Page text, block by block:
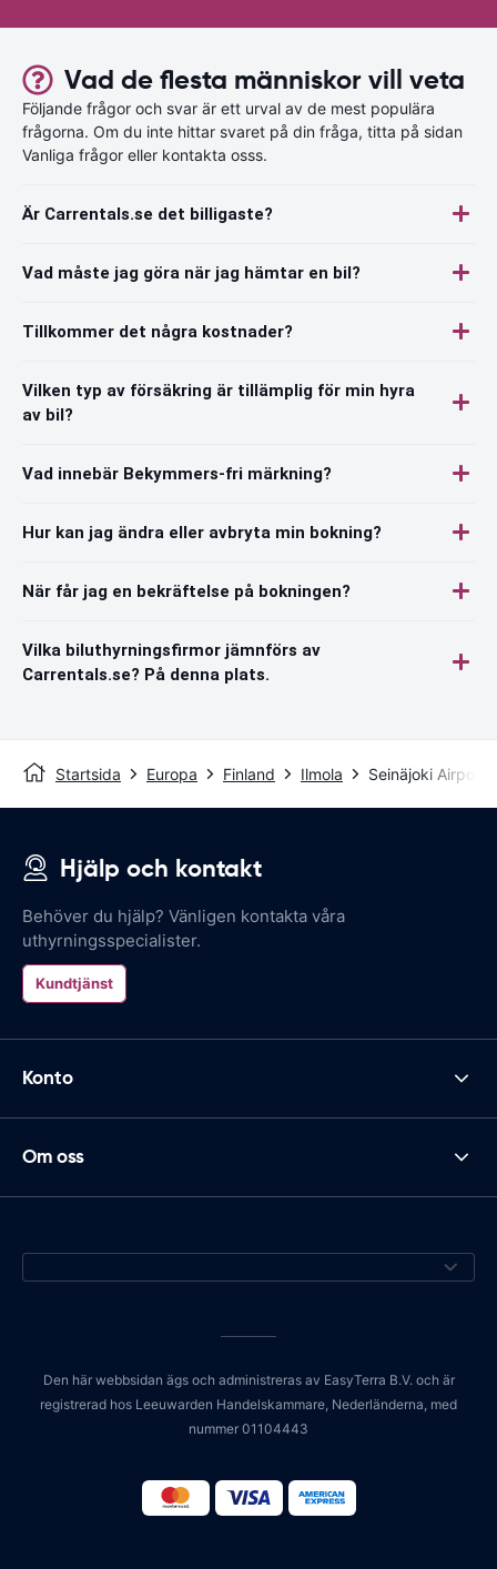
Vad de flesta människor vill veta
Följande frågor och svar är ett urval av de mest populära
frågorna. Om du inte hittar svaret på din fråga, titta på sidan
Vanliga frågor eller kontakta osss.
Är Carrentals.se det billigaste?
Vad måste jag göra när jag hämtar en bil?
Tillkommer det några kostnader?
Vilken typ av försäkring är tillämplig för min hyra
av bil?
Vad innebär Bekymmers-fri märkning?
Hur kan jag ändra eller avbryta min bokning?
När får jag en bekräftelse på bokningen?
Vilka biluthyrningsfirmor jämnförs av
Carrentals.se? På denna plats.
Startsida Europa Finland Ilmola Seinäjoki Airport
Hjälp och kontakt
Behöver du hjälp? Vänligen kontakta våra
uthyrningsspecialister.
Kundtjänst
Konto
Om oss
Den här webbsidan ägs och administreras av EasyTerra B.V. och är
registrerad hos Leeuwarden Handelskammare, Nederländerna, med
nummer 01104443